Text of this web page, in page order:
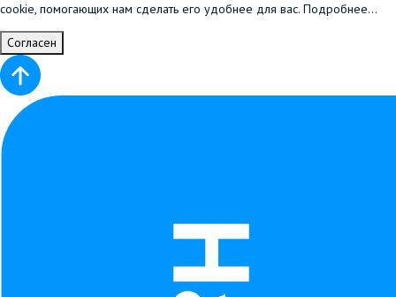
cookie, помогающих нам сделать его удобнее для вас. Подробнее...
Согласен